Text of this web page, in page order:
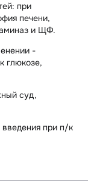
при
печени,
и ЩФ.
-
глюкозе,
суд,
при п/к